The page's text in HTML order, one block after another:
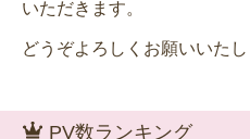
いただきます。
どうぞよろしくお願いいたし
PV数ランキング